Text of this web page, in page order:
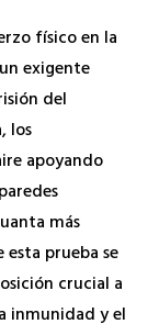
físico en la
exigente
del
los
apoyando
más
prueba se
crucial a
inmunidad y el